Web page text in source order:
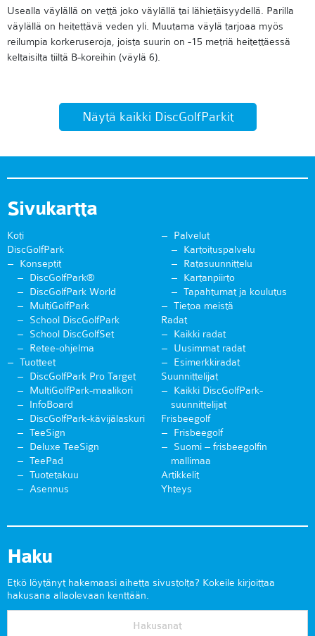
Usealla väylällä on vettä joko väylällä tai lähietäisyydellä. Parilla
väylällä on heitettävä veden yli. Muutama väylä tarjoaa myös
reilumpia korkeruseroja, joista suurin on -15 metriä heitettäessä
keltaisilta tiiltä B-koreihin (väylä 6).
Näytä kaikki DiscGolfParkit
Sivukartta
Koti
DiscGolfPark
Konseptit
DiscGolfPark®
DiscGolfPark World
MultiGolfPark
School DiscGolfPark
School DiscGolfSet
Retee-ohjelma
Tuotteet
DiscGolfPark Pro Target
MultiGolfPark-maalikori
InfoBoard
DiscGolfPark-kävijälaskuri
TeeSign
Deluxe TeeSign
TeePad
Tuotetakuu
Asennus
Palvelut
Kartoituspalvelu
Ratasuunnittelu
Kartanpiirto
Tapahtumat ja koulutus
Tietoa meistä
Radat
Kaikki radat
Uusimmat radat
Esimerkkiradat
Suunnittelijat
Kaikki DiscGolfPark-
suunnittelijat
Frisbeegolf
Frisbeegolf
Suomi – frisbeegolfin
mallimaa
Artikkelit
Yhteys
Haku
Etkö löytänyt hakemaasi aihetta sivustolta? Kokeile kirjoittaa
hakusana allaolevaan kenttään.